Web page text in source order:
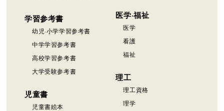
学習参考書
幼児·小学学習参考書
中学学習参考書
高校学習参考書
大学受験参考書
児童書
児童書絵本
医学·福祉
医学
看護
福祉
理工
理工資格
理学